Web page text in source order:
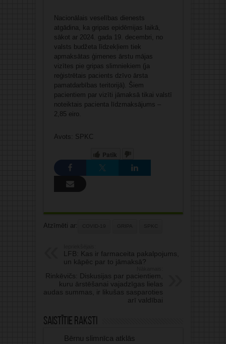
Nacionālais veselības dienests
atgādina, ka gripas epidēmijas laikā,
sākot ar 2024. gada 19. decembri, no
valsts budžeta līdzekļiem tiek
apmaksātas ģimenes ārstu mājas
vizītes pie gripas slimniekiem (ja
reģistrētais pacients dzīvo ārsta
pamatdarbības teritorijā). Šiem
pacientiem par vizīti jāmaksā tikai valstī
noteiktais pacienta līdzmaksājums –
2,85 eiro.
Avots: SPKC
Patīk
Atzīmēti ar: COVID-19 GRIPA
LFB: Kas ir farmaceita pakalpojums,
un kāpēc par to jāmaksā?
Rinkēvičs: Diskusijas par pacientiem,
kuru ārstēšanai vajadzīgas lielas
naudas summas, ir likušas sasparoties
arī valdībai
Saistītie raksti
Bērnu slimnīca atklās